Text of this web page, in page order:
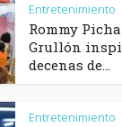
Entretenimiento
Rommy
Grullón
decenas de...
Entretenimiento